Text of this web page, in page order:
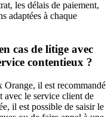
les délais de paiement,
adaptées à chaque
cas de litige avec
contentieux ?
Orange, il est recommandé
avec le service client de
il est possible de saisir le